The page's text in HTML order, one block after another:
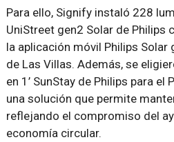
Para ello, Signify instaló 228
UniStreet gen2 Solar de Philips
la aplicación móvil Philips Solar
de Las Villas. Además, se
en 1’ SunStay de Philips para el
una solución que permite
reflejando el compromiso del
economía circular.